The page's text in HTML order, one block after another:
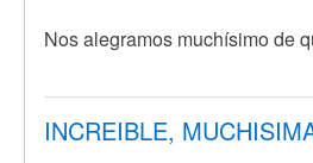
a
un
ezfuerzo
Nos alegramos muchísimo de
INCREIBLE,